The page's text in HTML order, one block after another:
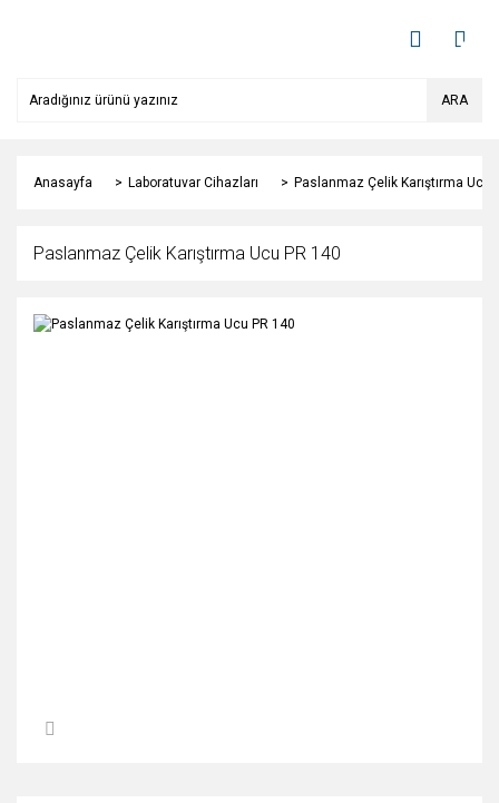
ARA
Anasayfa Laboratuvar Cihazları Paslanmaz Çelik Karıştırma Ucu
Paslanmaz Çelik Karıştırma Ucu PR 140